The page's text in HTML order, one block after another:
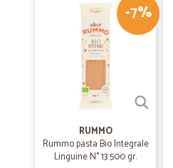
-7%
RUMMO
Rummo pasta Bio Integrale
Linguine N° 13 500 gr.